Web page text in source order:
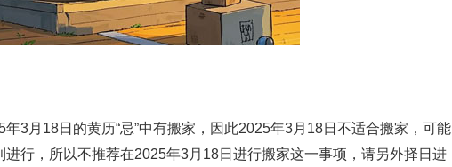
3月18日的黄历“忌”中有搬家，因此2025年3月18日不适合搬家，可能
行，所以不推荐在2025年3月18日进行搬家这一事项，请另外择日进